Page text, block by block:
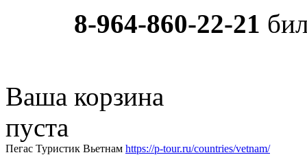
8-964-860-22-21
Ваша корзина
пуста
Пегас Туристик Вьетнам https://p-tour.ru/countries/vetnam/